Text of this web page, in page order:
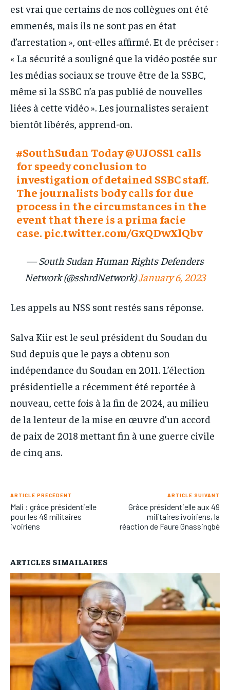
est vrai que certains de nos collègues ont été
emmenés, mais ils ne sont pas en état
d’arrestation », ont-elles affirmé. Et de préciser :
« La sécurité a souligné que la vidéo postée sur
les médias sociaux se trouve être de la SSBC,
même si la SSBC n’a pas publié de nouvelles
liées à cette vidéo ». Les journalistes seraient
bientôt libérés, apprend-on.
#SouthSudan Today@UJOSS1 calls
for speedy conclusion to
investigation of detained SSBC staff.
The journalists body calls for due
process in the circumstances in the
event that there is a prima facie
case.pic.twitter.com/GxQDwXlQbv
— South Sudan Human Rights Defenders
Network (@sshrdNetwork)January 6, 2023
Les appels au NSS sont restés sans réponse.
Salva Kiir est le seul président du Soudan du
Sud depuis que le pays a obtenu son
indépendance du Soudan en 2011. L’élection
présidentielle a récemment été reportée à
nouveau, cette fois à la fin de 2024, au milieu
de la lenteur de la mise en œuvre d’un accord
de paix de 2018 mettant fin à une guerre civile
de cinq ans.
ARTICLE PRÉCÉDENT
Mali : grâce présidentielle
pour les 49 militaires
ivoiriens
ARTICLE SUIVANT
Grâce présidentielle aux 49
militaires ivoiriens, la
réaction de Faure Gnassingbé
ARTICLES SIMAILAIRES